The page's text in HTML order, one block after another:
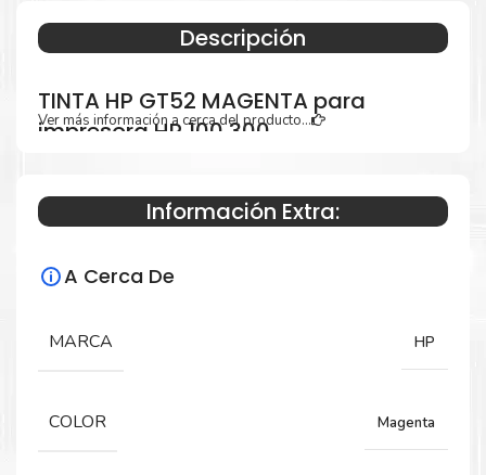
Descripción
TINTA HP GT52 MAGENTA para
impresora HP 100 300
Especificaciones Técnicas
Para impresoras:
series, 100, 300, 400, 500, 600, 700 series.
Ver más información a cerca del producto...
Información Extra:
A Cerca De
MARCA HP
COLOR Magenta